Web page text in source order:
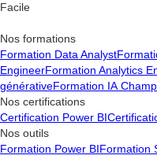
Facile
Nos formations
Formation Data Analyst
EngineerFormation Analytics
générativeFormation IA
Nos certifications
Certification Power BI
Nos outils
Formation Power BIFormation